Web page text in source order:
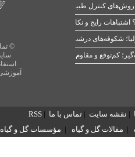
©
رایج و نکات طلایی
شکوفه‌های درشت در بهار
| نقشه سایت | تماس با ما |
RSS
| مقالات گل و گیاه | مؤسسات گل و گیاه